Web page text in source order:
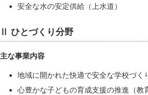
安全な水の安定供給（上水道）
Ⅱ ひとづくり分野
主な事業内容
地域に開かれた快適で安全な学校づく
心豊かな子どもの育成支援の推進（教